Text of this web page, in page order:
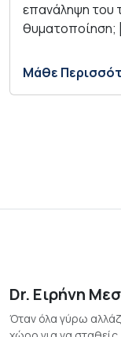
επανάληψη του
θυματοποίηση;
Μάθε
Dr. Ειρήνη
Όταν όλα γύρω